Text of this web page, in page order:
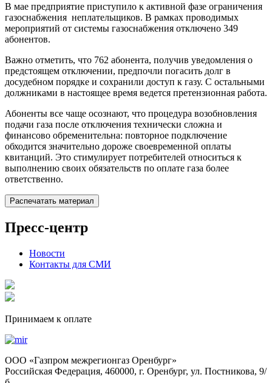
В мае предприятие приступило к активной фазе ограничения
газоснабжения неплательщиков. В рамках проводимых
мероприятий от системы газоснабжения отключено 349
абонентов.
Важно отметить, что 762 абонента, получив уведомления о
предстоящем отключении, предпочли погасить долг в
досудебном порядке и сохранили доступ к газу. С остальными
должниками в настоящее время ведется претензионная работа.
Абоненты все чаще осознают, что процедура возобновления
подачи газа после отключения технически сложна и
финансово обременительна: повторное подключение
обходится значительно дороже своевременной оплаты
квитанций. Это стимулирует потребителей относиться к
выполнению своих обязательств по оплате газа более
ответственно.
Распечатать материал
Пресс-центр
Новости
Контакты для СМИ
Принимаем к оплате
OOO «Газпром межрегионгаз Оренбург»
Российская Федерация, 460000, г. Оренбург, ул. Постникова, 9/